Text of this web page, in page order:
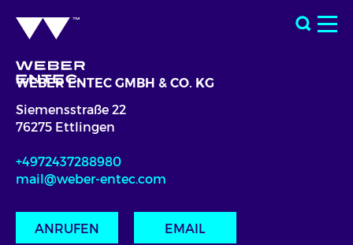
WEBER ENTEC GMBH & CO. KG
Siemensstraße 22
76275 Ettlingen
+4972437288980
mail@weber-entec.com
ANRUFEN EMAIL